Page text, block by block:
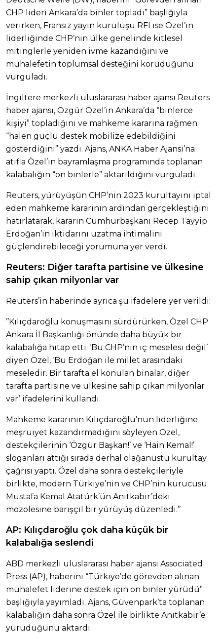
CHP lideri Ankara’da binler topladı” başlığıyla
verirken, Fransız yayın kuruluşu RFI ise Özel’in
liderliğinde CHP’nin ülke genelinde kitlesel
mitinglerle yeniden ivme kazandığını ve
muhalefetin toplumsal desteğini koruduğunu
vurguladı.
İngiltere merkezli uluslararası haber ajansı Reuters
haber ajansı, Özgür Özel’in Ankara’da “binlerce
kişiyi” topladığını ve mahkeme kararına rağmen
“halen güçlü destek mobilize edebildiğini
gösterdiğini” yazdı. Ajans, ANKA Haber Ajansı’na
atıfla Özel’in bayramlaşma programında toplanan
kalabalığın “on binlerle” aktarıldığını vurguladı.
Reuters, yürüyüşün CHP’nin 2023 kurultayını iptal
eden mahkeme kararının ardından gerçekleştiğini
hatırlatarak, kararın Cumhurbaşkanı Recep Tayyip
Erdoğan’ın iktidarını uzatma ihtimalini
güçlendirebileceği yorumuna yer verdi.
Reuters: Diğer tarafta partisine ve ülkesine
sahip çıkan milyonlar var
Reuters’in haberinde ayrıca şu ifadelere yer verildi:
’’Kılıçdaroğlu konuşmasını sürdürürken, Özel CHP
Ankara İl Başkanlığı önünde daha büyük bir
kalabalığa hitap etti. ‘Bu CHP’nin iç meselesi değil’
diyen Özel, ‘Bu Erdoğan ile millet arasındaki
meseledir. Bir tarafta el konulan binalar, diğer
tarafta partisine ve ülkesine sahip çıkan milyonlar
var’ ifadelerini kullandı.
Mahkeme kararının Kılıçdaroğlu’nun liderliğine
meşruiyet kazandırmadığını söyleyen Özel,
destekçilerinin ‘Özgür Başkan!’ ve ‘Hain Kemal!’
sloganları attığı sırada derhal olağanüstü kurultay
çağrısı yaptı. Özel daha sonra destekçileriyle
birlikte, modern Türkiye’nin ve CHP’nin kurucusu
Mustafa Kemal Atatürk’ün Anıtkabir’deki
mozolesine barışçıl bir yürüyüş düzenledi.’’
AP: Kılıçdaroğlu çok daha küçük bir
kalabalığa seslendi
ABD merkezli uluslararası haber ajansı Associated
Press (AP), haberini “Türkiye’de görevden alınan
muhalefet liderine destek için on binler yürüdü”
başlığıyla yayımladı. Ajans, Güvenpark’ta toplanan
kalabalığın daha sonra Özel ile birlikte Anıtkabir’e
yürüdüğünü aktardı.